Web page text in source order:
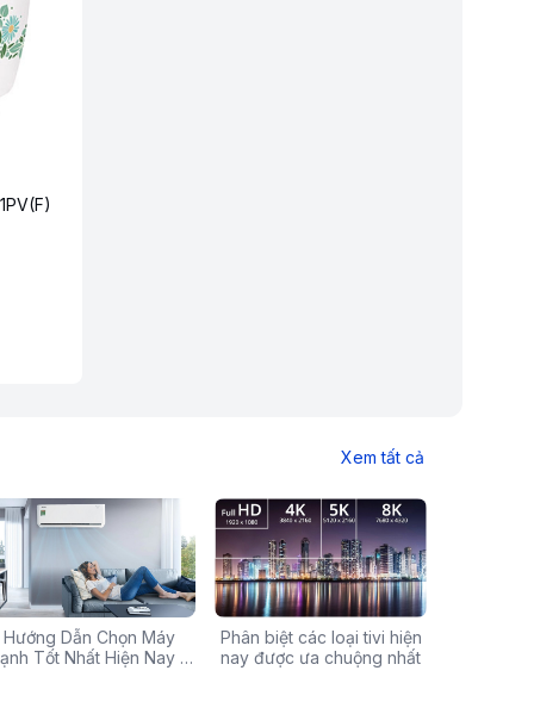
Hãng Giá Rẻ –
Ưu Đãi Chỉ Có Tại
Tivi sale khủng đến 60%:
Cơ hội sở hữu chiếc tivi
50% - Cơ hội
Xem tất cả
Hướng Dẫn Chọn Máy
Tốt Nhất Hiện Nay –
Phân biệt các loại tivi hiện
nay được ưa chuộng nhất